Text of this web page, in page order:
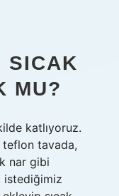
SICAK
MU?
katlıyoruz.
teflon tavada,
nar gibi
istediğimiz